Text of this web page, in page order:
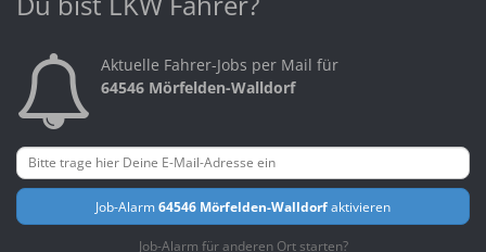
Aktuelle Fahrer-Jobs per Mail für
64546 Mörfelden-Walldorf
Job-Alarm64546 Mörfelden-Walldorfaktivieren
Job-Alarm für anderen Ort starten?